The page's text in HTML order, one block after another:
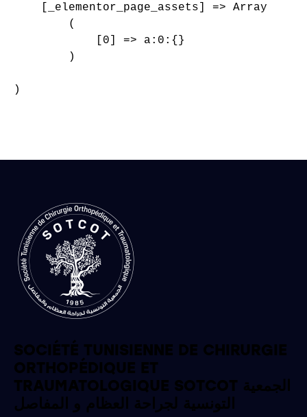
    [_elementor_page_assets] => Array
        (
            [0] => a:0:{}
        )
)
SOCIÉTÉ TUNISIENNE DE CHIRURGIE
ORTHOPÉDIQUE ET
TRAUMATOLOGIQUE SOTCOT الجمعية
التونسية لجراحة العظام و المفاصل